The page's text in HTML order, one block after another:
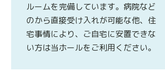
ルームを完備しています。病院など
のから直接受け入れが可能な他、住
宅事情により、ご自宅に安置できな
い方は当ホールをご利用ください。